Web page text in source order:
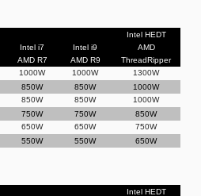
Intel i7
AMD R7
Intel i9
AMD R9
Intel HEDT
AMD
ThreadRipper
1000W 1000W
1300W
850W 850W
1000W
850W 850W
1000W
750W 750W
850W
650W 650W
750W
550W 550W 650W
Intel HEDT